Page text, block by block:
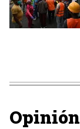
Opinión